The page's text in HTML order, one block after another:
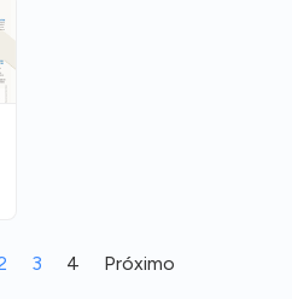
3 4 Próximo